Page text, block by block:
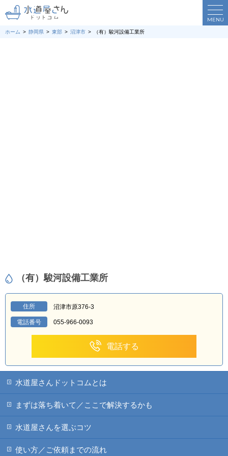
MENU
ホーム 静岡県 東部 沼津市 （有）駿河設備工業所
（有）駿河設備工業所
住所 沼津市原376-3
電話番号 055-966-0093
電話する
水道屋さんドットコムとは
まずは落ち着いて／ここで解決するかも
水道屋さんを選ぶコツ
使い方／ご依頼までの流れ